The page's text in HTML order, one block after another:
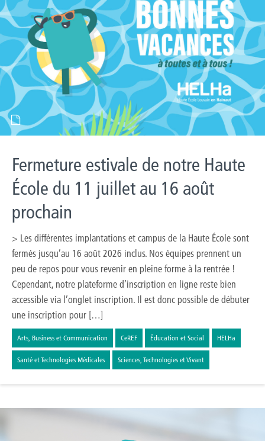
Fermeture estivale de notre Haute
École du 11 juillet au 16 août
prochain
> Les différentes implantations et campus de la Haute École sont
fermés jusqu’au 16 août 2026 inclus. Nos équipes prennent un
peu de repos pour vous revenir en pleine forme à la rentrée !
Cependant, notre plateforme d’inscription en ligne reste bien
accessible via l’onglet inscription. Il est donc possible de débuter
une inscription pour […]
Arts, Business et Communication CeREF Éducation et Social HELHa
Santé et Technologies Médicales Sciences, Technologies et Vivant